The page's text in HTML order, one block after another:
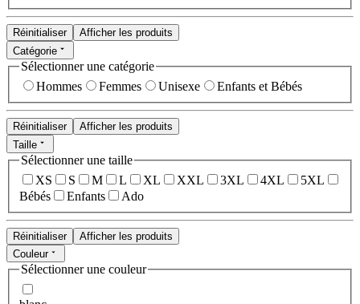
Réinitialiser
Afficher les produits
Catégorie
Sélectionner une catégorie
Hommes
Femmes Unisexe Enfants et Bébés
Réinitialiser
Afficher les produits
Taille
Sélectionner une taille
XS
S M L XL XXL 3XL 4XL
5XL
Bébés
Enfants Ado
Réinitialiser
Afficher les produits
Couleur
Sélectionner une couleur